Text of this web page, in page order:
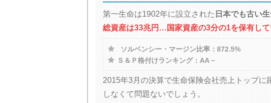
第一生命は1902年に設立された 日本でも古い
総資産は33兆円…国家資産の3分の1を保有し
 ソルベンシー・マージン比率：872.5%
 Ｓ＆Ｐ格付けランキング：AA－
2015年3月の決算で生命保険会社売上トップに
しなくて問題ないでしょう。